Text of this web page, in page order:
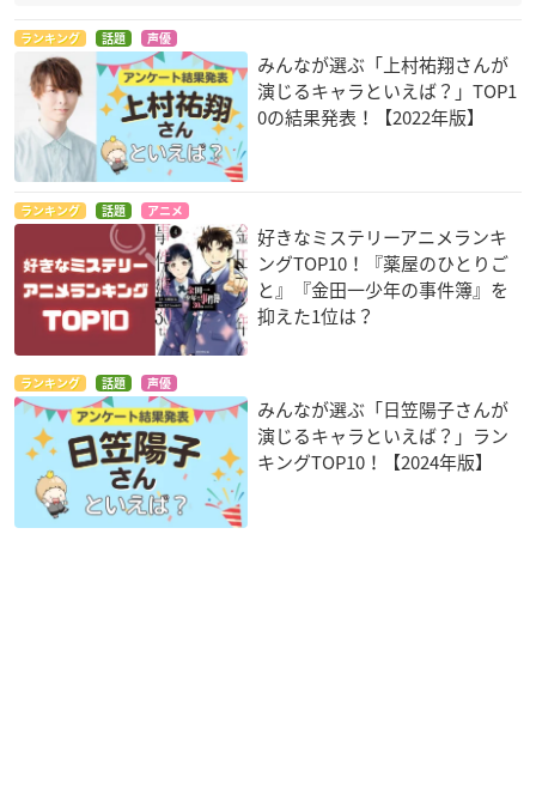
ランキング 話題 声優
みんなが選ぶ「上村祐翔さんが
演じるキャラといえば？」TOP1
0の結果発表！【2022年版】
ランキング 話題 アニメ
好きなミステリーアニメランキ
ングTOP10！『薬屋のひとりご
と』『金田一少年の事件簿』を
抑えた1位は？
ランキング 話題 声優
みんなが選ぶ「日笠陽子さんが
演じるキャラといえば？」ラン
キングTOP10！【2024年版】